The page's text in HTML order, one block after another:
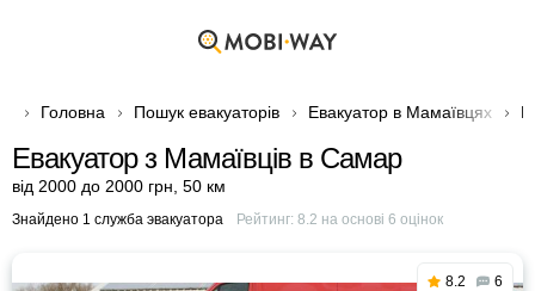
Головна Пошук евакуаторів Евакуатор в Мамаївцях
Евакуатор з Мамаївців в Самар
від 2000 до 2000 грн 50 км
Знайдено 1 служба эвакуатора Рейтинг: 8.2 на основі 6 оцінок
8.2 6